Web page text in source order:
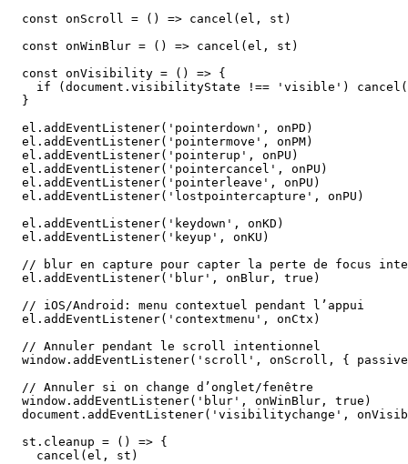
  const onScroll = () => cancel(el, st)
  const onWinBlur = () => cancel(el, st)
  const onVisibility = () => {
if (document.visibilityState !== 'visible')
  }
  el.addEventListener('pointerdown', onPD)
  el.addEventListener('pointermove', onPM)
  el.addEventListener('pointerup', onPU)
  el.addEventListener('pointercancel', onPU)
  el.addEventListener('pointerleave', onPU)
  el.addEventListener('lostpointercapture', onPU)
  el.addEventListener('keydown', onKD)
  el.addEventListener('keyup', onKU)
// blur en capture pour capter la perte de focus
  el.addEventListener('blur', onBlur, true)
  // iOS/Android: menu contextuel pendant l’appui
  el.addEventListener('contextmenu', onCtx)
  // Annuler pendant le scroll intentionnel
window.addEventListener('scroll', onScroll, {
  // Annuler si on change d’onglet/fenêtre
  window.addEventListener('blur', onWinBlur, true)
document.addEventListener('visibilitychange',
  st.cleanup = () => {
    cancel(el, st)